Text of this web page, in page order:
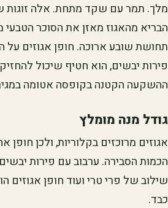
מלך. תמר עם שקד מתחת. אלה זוגות
הבריא מהאגוז מאזן את הסוכר הטבעי
תחושת שובע ארוכה. חופן אגוזים על
פירות יבשים, הוא חטיף שיכול
ההשקעה הקטנה בקופסה אטומה
גודל מנה מומלץ
אגוזים מרוכזים בקלוריות, ולכן חופן
הכמות הסבירה. ערבוב עם פירות
שילוב של פרי טרי ועוד חופן אגוזים
כבד.